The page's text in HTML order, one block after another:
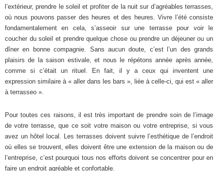
l’extérieur, prendre le soleil et profiter de la nuit sur d’agréables terrasses,
où nous pouvons passer des heures et des heures. Vivre l’été consiste
fondamentalement en cela, s’asseoir sur une terrasse pour voir le
coucher du soleil et prendre quelque chose ou prendre un déjeuner ou un
dîner en bonne compagnie. Sans aucun doute, c’est l’un des grands
plaisirs de la saison estivale, et nous le répétons année après année,
comme si c’était un rituel. En fait, il y a ceux qui inventent une
expression similaire à « aller dans les bars », liée à celle-ci, qui est « aller
à terrasseo ».
Pour toutes ces raisons, il est très important de prendre soin de l’image
de votre terrasse, que ce soit votre maison ou votre entreprise, si vous
avez un hôtel local. Les terrasses doivent suivre l’esthétique de l’endroit
où elles se trouvent, elles doivent être une extension de la maison ou de
l’entreprise, c’est pourquoi tous nos efforts doivent se concentrer pour en
faire un endroit agréable et confortable.